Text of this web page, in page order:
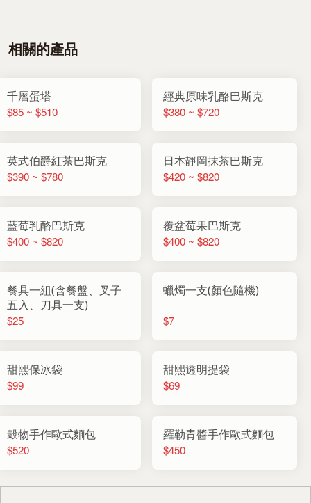
相關的產品
千層蛋塔
$85 ~ $510
經典原味乳酪巴斯克
$380 ~ $720
英式伯爵紅茶巴斯克
$390 ~ $780
日本靜岡抹茶巴斯克
$420 ~ $820
藍莓乳酪巴斯克
$400 ~ $820
覆盆莓果巴斯克
$400 ~ $820
餐具一組(含餐盤、叉子
五入、刀具一支)
$25
蠟燭一支(顏色隨機)
$7
甜熙保冰袋
$99
甜熙透明提袋
$69
穀物手作歐式麵包
$520
羅勒青醬手作歐式麵包
$450